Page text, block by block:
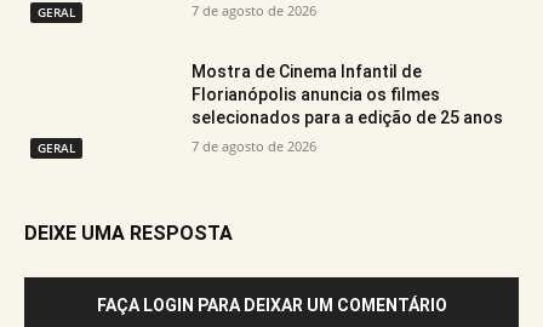
GERAL 7 de agosto de 2026
GERAL
Mostra de Cinema Infantil de
Florianópolis anuncia os filmes
selecionados para a edição de 25 anos
7 de agosto de 2026
DEIXE UMA RESPOSTA
FAÇA LOGIN PARA DEIXAR UM COMENTÁRIO